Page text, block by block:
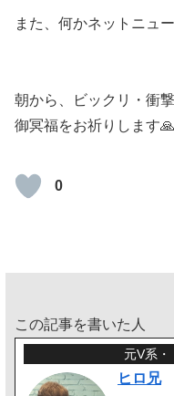
また、何かネットニュ
朝から、ビックリ・衝撃
御冥福をお祈りします🙏
0
この記事を書いた人
元V系
ヒロ兄